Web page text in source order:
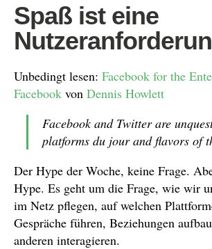
Spaß ist eine
Unbedingt lesen: Facebook for the
Facebook von Dennis Howlett
Facebook and Twitter are
platforms du jour and flavors of
Der Hype der Woche, keine Frage.
Hype. Es geht um die Frage, wie wir
im Netz pflegen, auf welchen
Gespräche führen, Beziehungen
anderen interagieren.